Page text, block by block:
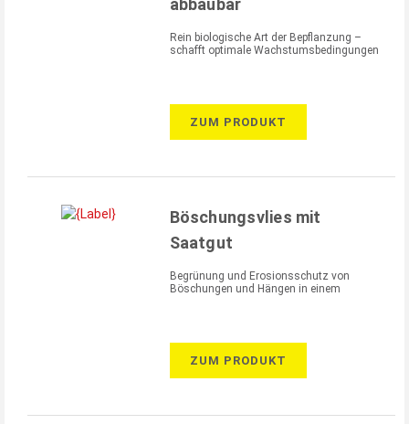
Rein biologische Art der Bepflanzung –
schafft optimale Wachstumsbedingungen
ZUM PRODUKT
Böschungsvlies mit
Saatgut
Begrünung und Erosionsschutz von
Böschungen und Hängen in einem
ZUM PRODUKT